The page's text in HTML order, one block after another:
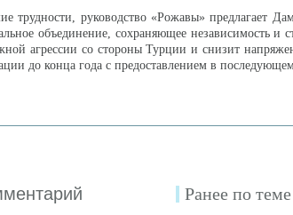
трудности, руководство «Рожавы» предлагает
объединение, сохраняющее независимость и
агрессии со стороны Турции и снизит
до конца года с предоставлением в
Ранее по теме